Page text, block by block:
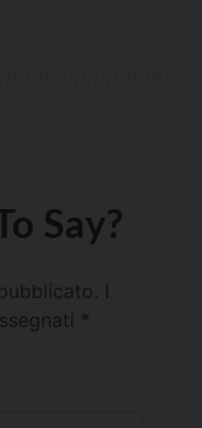
Say?
*